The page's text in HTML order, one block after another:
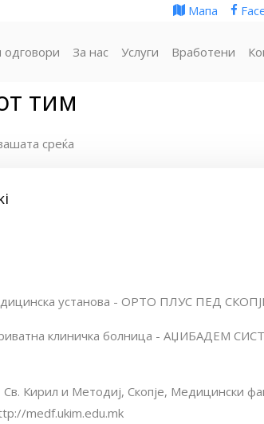
Мапа
За нас Услуги Вработени
тим
среќа
установа - ОРТО ПЛУС ПЕД
клиничка болница - AЏИБАДЕМ
Кирил и Методиј, Скопје, Медицински
medf.ukim.edu.mk